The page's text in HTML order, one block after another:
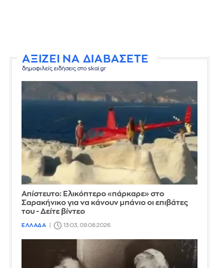
ΑΞΙΖΕΙ ΝΑ ΔΙΑΒΑΣΕΤΕ
δημοφιλείς ειδήσεις στο skai.gr
Απίστευτο: Ελικόπτερο «πάρκαρε» στο
Σαρακήνικο για να κάνουν μπάνιο οι επιβάτες
του - Δείτε βίντεο
ΕΛΛΑΔΑ 13:03, 09.08.2026